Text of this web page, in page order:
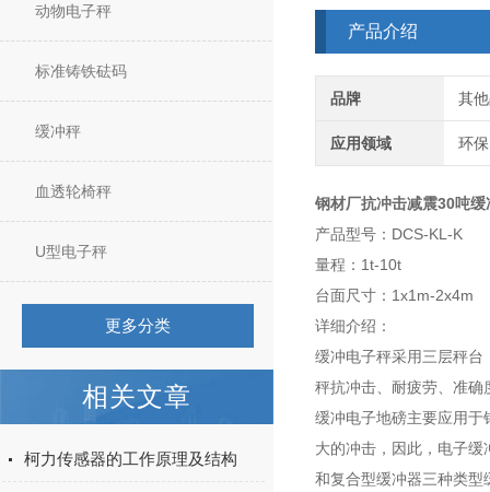
动物电子秤
标准铸铁砝码
缓冲秤
血透轮椅秤
U型电子秤
更多分类
相关文章
柯力传感器的工作原理及结构
产品介绍
品牌 其
应用领域 环
钢材厂抗冲击减震30吨缓
产品型号：DCS-KL-K
量程：1t-10t
台面尺寸：1x1m-2x4m
详细介绍：
缓冲电子秤采用三层秤
秤抗冲击、耐疲劳、准
缓冲电子地磅主要应用
大的冲击，因此，电子
和复合型缓冲器三种类